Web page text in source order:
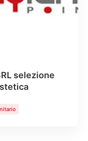
selezione